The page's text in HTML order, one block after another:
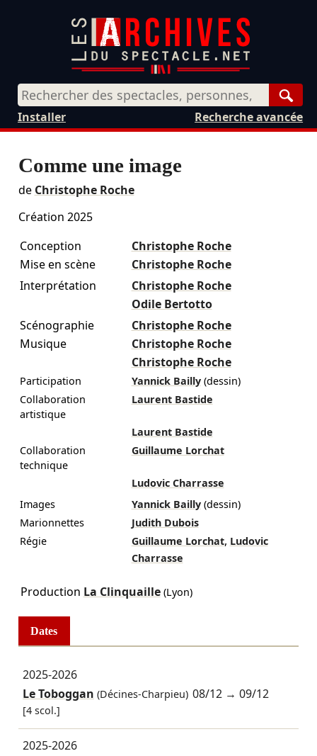
Recherche avancée
Installer
Comme une image
de Christophe Roche
Création 2025
Conception
Christophe Roche
Mise en scène
Christophe Roche
Interprétation
Christophe Roche
Odile Bertotto
Scénographie
Christophe Roche
Musique
Christophe Roche
Christophe Roche
Participation Yannick Bailly (dessin)
Collaboration
artistique
Laurent Bastide
Laurent Bastide
Collaboration
technique
Guillaume Lorchat
Ludovic Charrasse
Images
Yannick Bailly (dessin)
Marionnettes
Judith Dubois
Régie
Guillaume Lorchat, Ludovic
Charrasse
Production La Clinquaille(Lyon)
Dates
2025-2026
Le Toboggan (Décines-Charpieu) 08/12 →09/12
[4 scol.]
2025-2026